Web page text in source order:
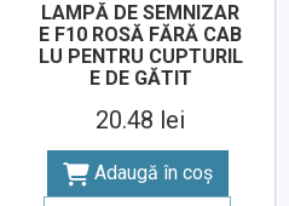
LAMPĂ DE SEMNIZAR
E F10 ROSĂ FĂRĂ CAB
LU PENTRU CUPTURIL
E DE GĂTIT
20.48 lei
Adaugă în coș